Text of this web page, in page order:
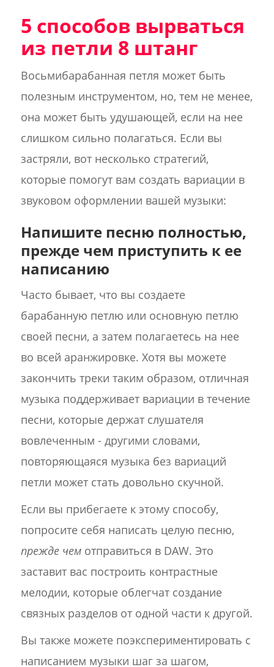
5 способов вырваться
из петли 8 штанг
Восьмибарабанная петля может быть
полезным инструментом, но, тем не менее,
она может быть удушающей, если на нее
слишком сильно полагаться. Если вы
застряли, вот несколько стратегий,
которые помогут вам создать вариации в
звуковом оформлении вашей музыки:
Напишите песню полностью,
прежде чем приступить к ее
написанию
Часто бывает, что вы создаете
барабанную петлю или основную петлю
своей песни, а затем полагаетесь на нее
во всей аранжировке. Хотя вы можете
закончить треки таким образом, отличная
музыка поддерживает вариации в течение
песни, которые держат слушателя
вовлеченным - другими словами,
повторяющаяся музыка без вариаций
петли может стать довольно скучной.
Если вы прибегаете к этому способу,
попросите себя написать целую песню,
прежде чемотправиться в DAW. Это
заставит вас построить контрастные
мелодии, которые облегчат создание
связных разделов от одной части к другой.
Вы также можете поэкспериментировать с
написанием музыки шаг за шагом,